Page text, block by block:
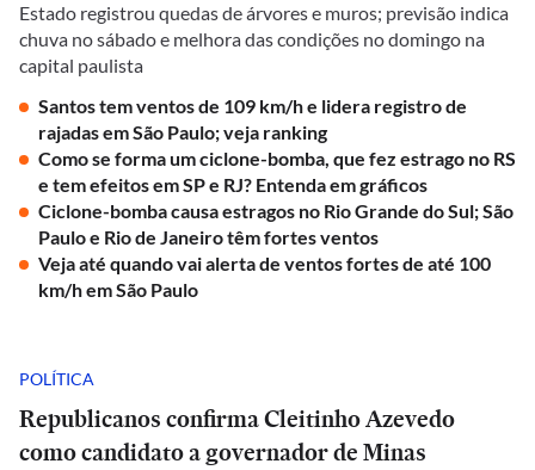
Estado registrou quedas de árvores e muros; previsão indica
chuva no sábado e melhora das condições no domingo na
capital paulista
Santos tem ventos de 109 km/h e lidera registro de
rajadas em São Paulo; veja ranking
Como se forma um ciclone-bomba, que fez estrago no RS
e tem efeitos em SP e RJ? Entenda em gráficos
Ciclone-bomba causa estragos no Rio Grande do Sul; São
Paulo e Rio de Janeiro têm fortes ventos
Veja até quando vai alerta de ventos fortes de até 100
km/h em São Paulo
POLÍTICA
Republicanos confirma Cleitinho Azevedo
como candidato a governador de Minas